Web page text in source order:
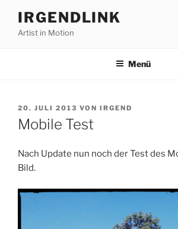
Inhalt
springen
IRGENDLINK
Artist in Motion
Menü
VERÖFFENTLICHT
AM
20. JULI 2013 VON IRGEND
Mobile Test
Nach Update nun noch der Test des
Bild.